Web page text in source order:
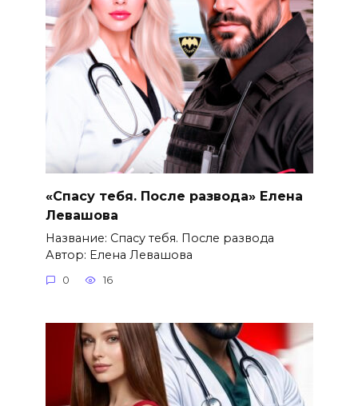
«Спасу тебя. После развода» Елена
Левашова
Название: Спасу тебя. После развода
Автор: Елена Левашова
0 16